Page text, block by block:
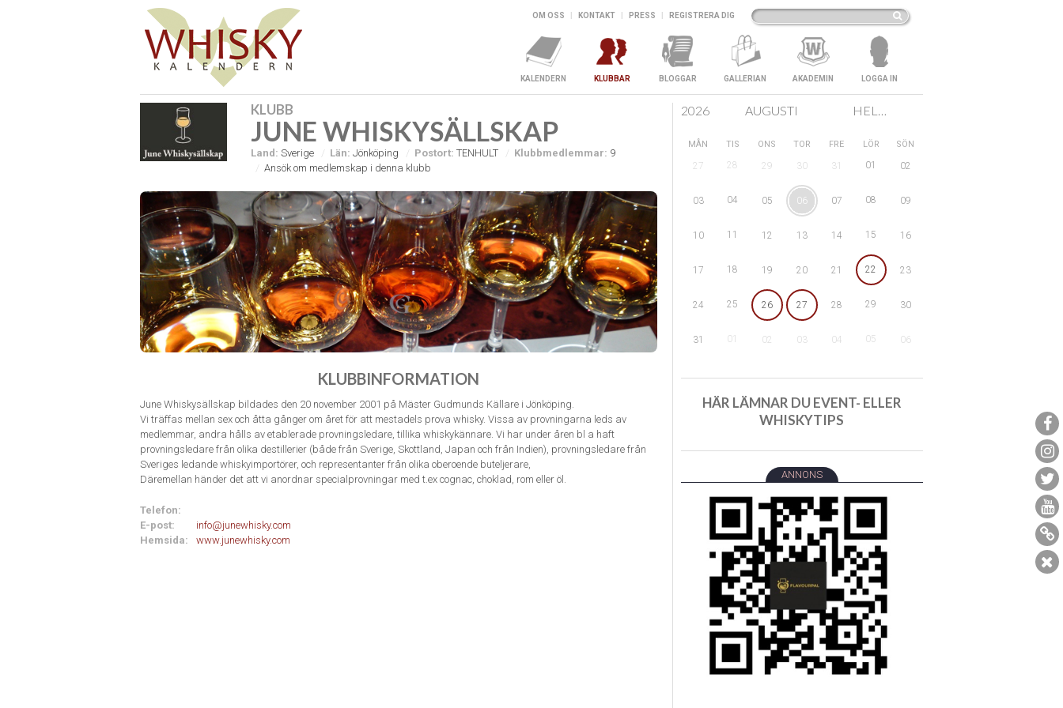
OM OSS KONTAKT PRESS REGISTRERA DIG
KALENDERN KLUBBAR BLOGGAR GALLERIAN AKADEMIN LOGGA IN
KLUBB
JUNE WHISKYSÄLLSKAP
Land: Sverige Län: Jönköping Postort: TENHULT Klubbmedlemmar: 9
Ansök om medlemskap i denna klubb
KLUBBINFORMATION
June Whiskysällskap bildades den 20 november 2001 på Mäster Gudmunds Källare i Jönköping.
Vi träffas mellan sex och åtta gånger om året för att mestadels prova whisky. Vissa av provningarna leds av
medlemmar, andra hålls av etablerade provningsledare, tillika whiskykännare. Vi har under åren bl a haft
provningsledare från olika destillerier (både från Sverige, Skottland, Japan och från Indien), provningsledare från
Sveriges ledande whiskyimportörer, och representanter från olika oberoende buteljerare,
Däremellan händer det att vi anordnar specialprovningar med t.ex cognac, choklad, rom eller öl.
Telefon:
E-post:
info@junewhisky.com
Hemsida:
www.junewhisky.com
2026 AUGUSTI HELA SVERIGE
MÅN TIS ONS TOR FRE LÖR SÖN
27 28 29 30 31 01 02
03 04 05 06 07 08 09
10 11 12 13 14 15 16
17 18 19 20 21 22 23
24 25 26 27 28 29 30
31 01 02 03 04 05 06
HÄR LÄMNAR DU EVENT- ELLER
WHISKYTIPS
ANNONS